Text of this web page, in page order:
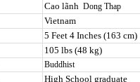
Cao lãnh Dong Thap
Vietnam
5 Feet 4 Inches (163 cm)
105 lbs (48 kg)
Buddhist
High School graduate